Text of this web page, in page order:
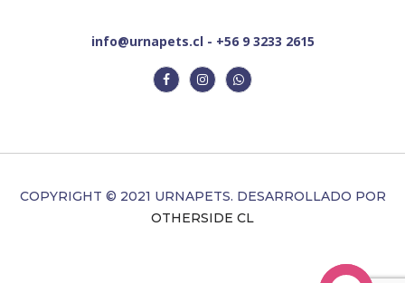
info@urnapets.cl - +56 9 3233 2615
COPYRIGHT © 2021 URNAPETS. DESARROLLADO POR
OTHERSIDE CL